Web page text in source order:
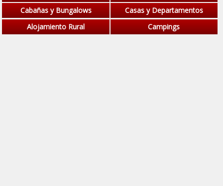
Cabañas y Bungalows
Casas y Departamentos
Alojamiento Rural
Campings